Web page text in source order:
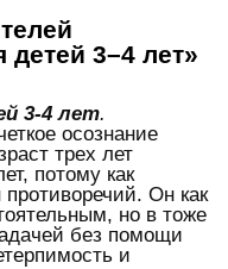
детей 3–4 лет»
3-4 лет.
осознание
трех лет
потому как
Он как
но в тоже
без помощи
и